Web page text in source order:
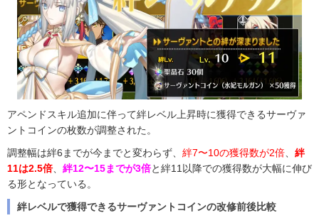
アペンドスキル追加に伴って絆レベル上昇時に獲得できるサーヴァ
ントコインの枚数が調整された。
調整幅は絆6までが今までと変わらず、 絆7〜10の獲得数が2倍
絆
11は2.5倍、 絆12〜15までが3倍と絆11以降での獲得数が大幅に伸び
る形となっている。
絆レベルで獲得できるサーヴァントコインの改修前後比較